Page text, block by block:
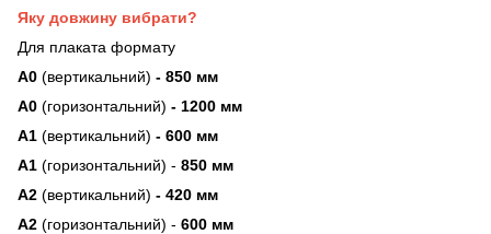
Яку довжину вибрати?
Для плаката формату
А0 (вертикальний) - 850 мм
А0 (горизонтальний) - 1200 мм
А1 (вертикальний) - 600 мм
А1 (горизонтальний) - 850 мм
А2 (вертикальний) - 420 мм
А2 (горизонтальний) - 600 мм